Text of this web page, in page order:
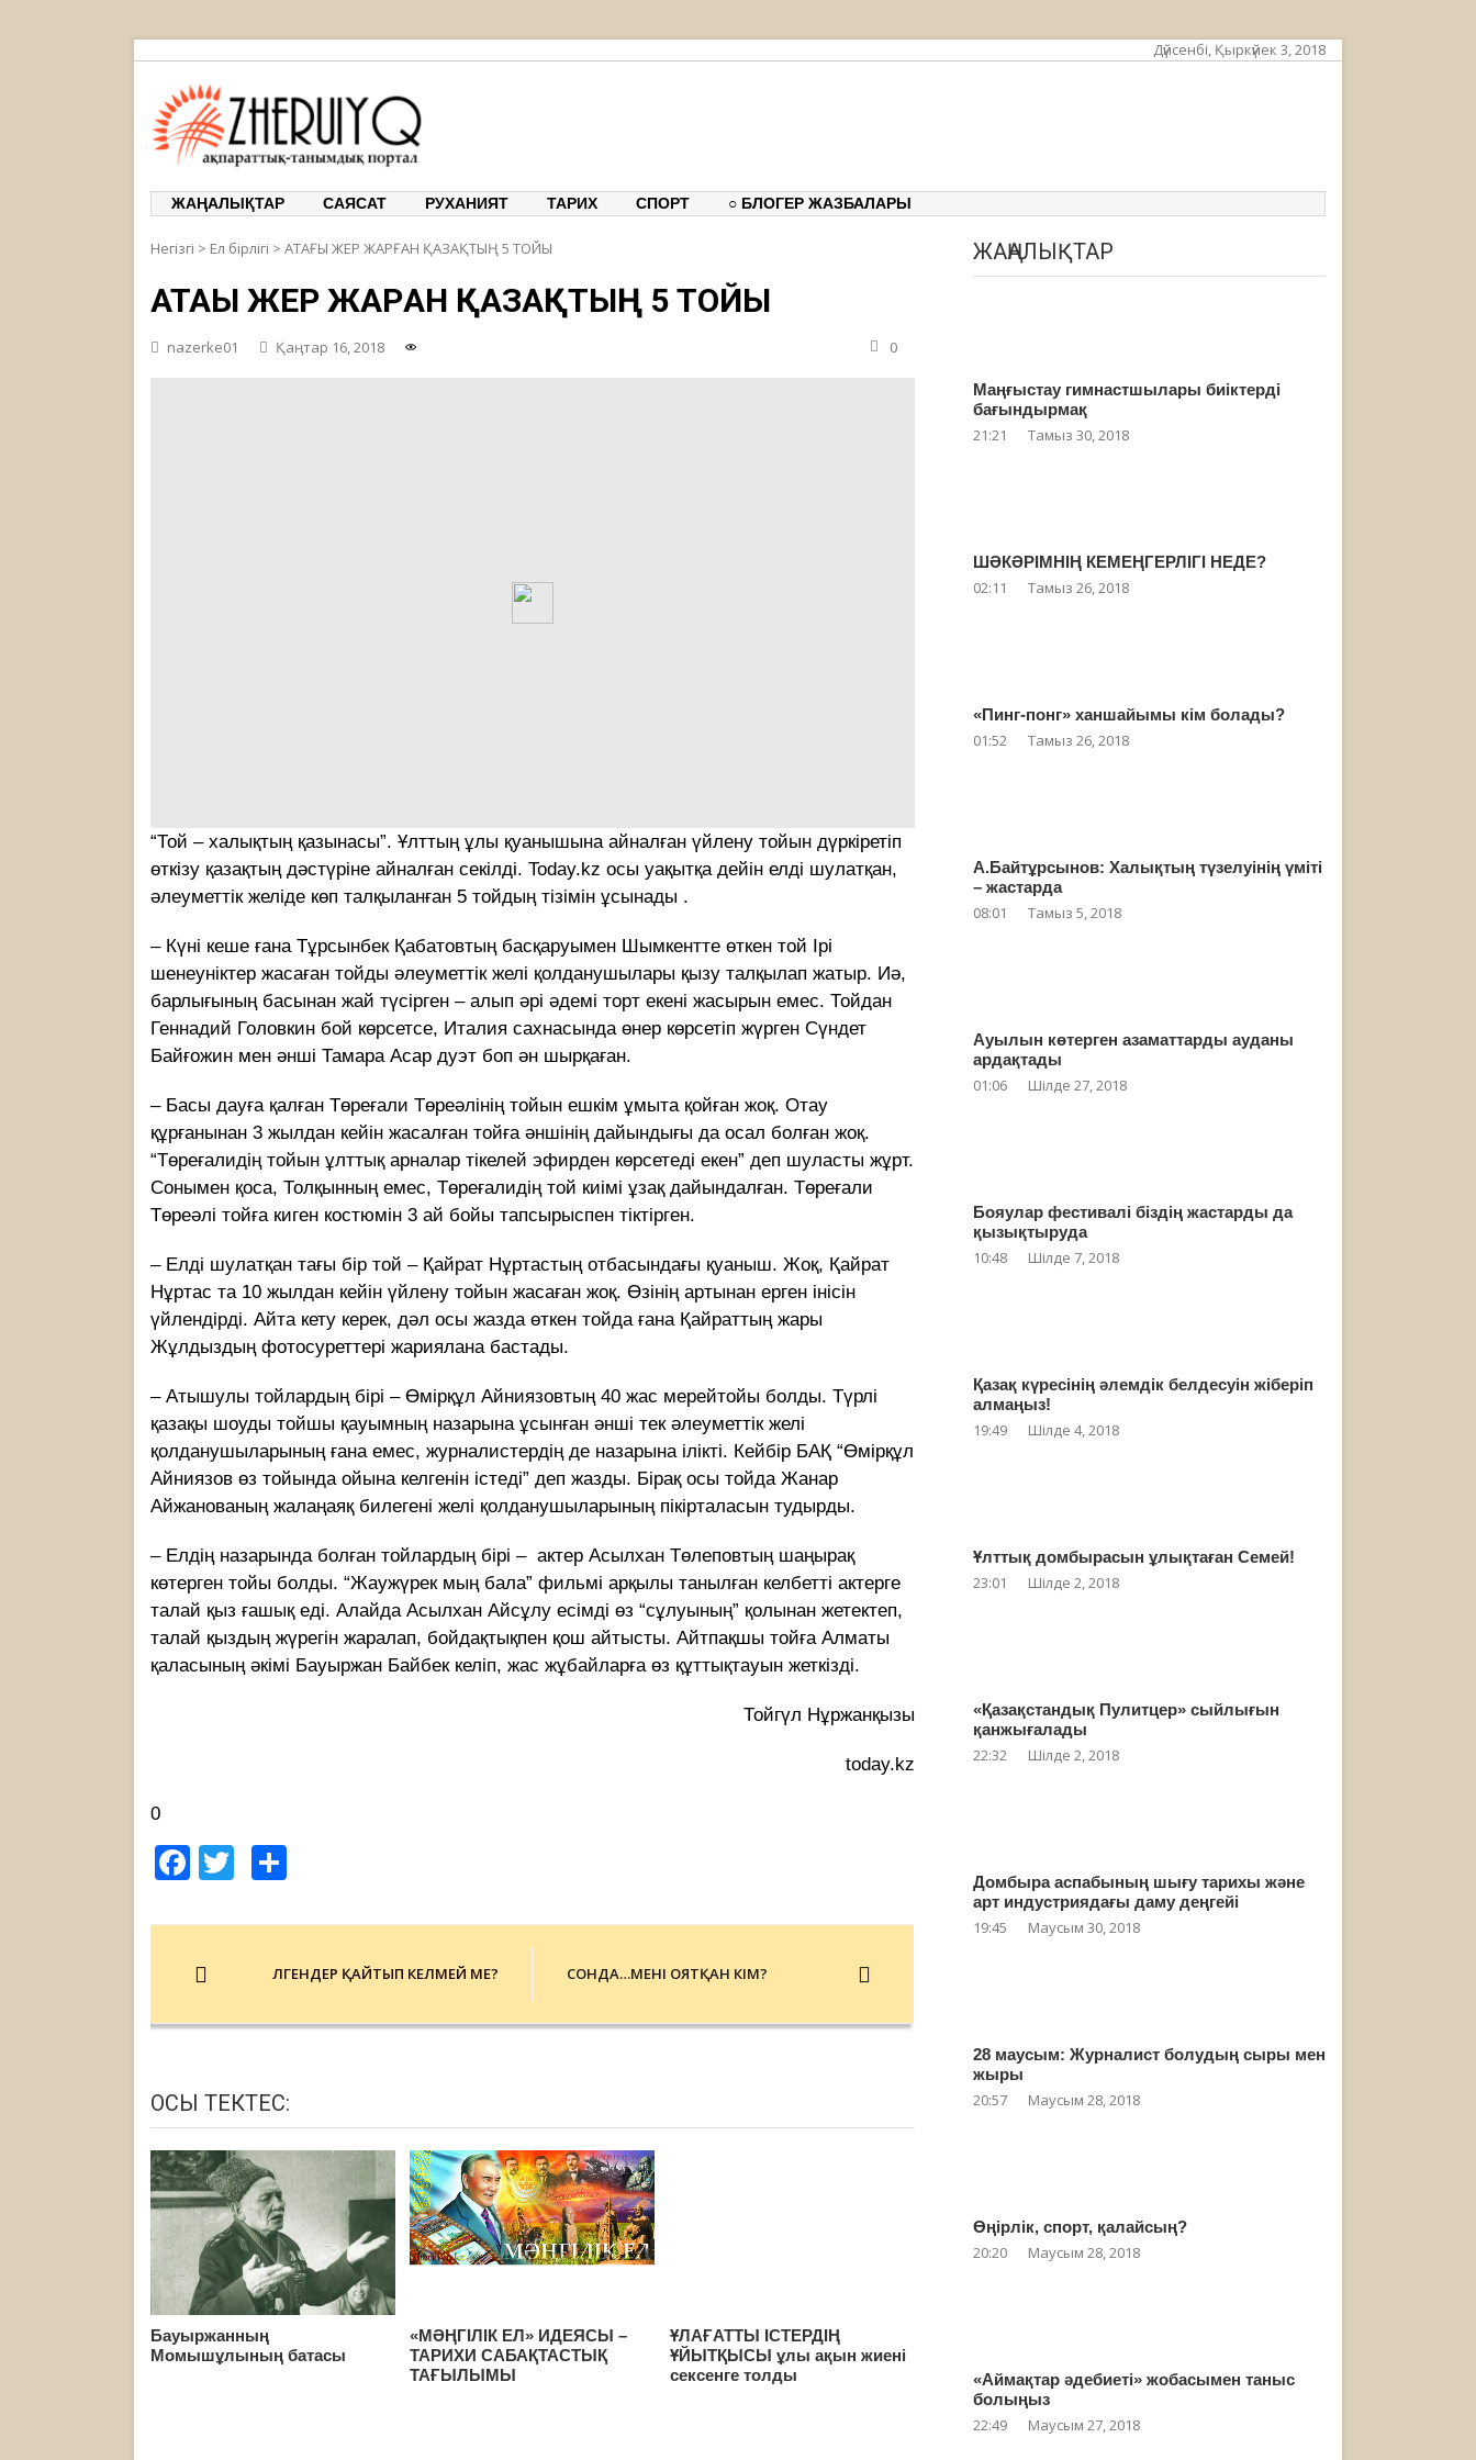
Дүйсенбі, Қыркүйек 3, 2018
ЖАҢАЛЫҚТАР САЯСАТ РУХАНИЯТ ТАРИХ СПОРТ ○ БЛОГЕР ЖАЗБАЛАРЫ
Негізгі > Ел бірлігі > АТАҒЫ ЖЕР ЖАРҒАН ҚАЗАҚТЫҢ 5 ТОЙЫ
АТАҒЫ ЖЕР ЖАРҒАН ҚАЗАҚТЫҢ 5 ТОЙЫ
nazerke01 Қаңтар 16, 2018 0
“Той – халықтың қазынасы”. Ұлттың ұлы қуанышына айналған үйлену тойын дүркіретіп
өткізу қазақтың дәстүріне айналған секілді. Today.kz осы уақытқа дейін елді шулатқан,
әлеуметтік желіде көп талқыланған 5 тойдың тізімін ұсынады .
– Күні кеше ғана Тұрсынбек Қабатовтың басқаруымен Шымкентте өткен той Ірі
шенеуніктер жасаған тойды әлеуметтік желі қолданушылары қызу талқылап жатыр. Иә,
барлығының басынан жай түсірген – алып әрі әдемі торт екені жасырын емес. Тойдан
Геннадий Головкин бой көрсетсе, Италия сахнасында өнер көрсетіп жүрген Сүндет
Байғожин мен әнші Тамара Асар дуэт боп ән шырқаған.
– Басы дауға қалған Төреғали Төреәлінің тойын ешкім ұмыта қойған жоқ. Отау
құрғанынан 3 жылдан кейін жасалған тойға әншінің дайындығы да осал болған жоқ.
“Төреғалидің тойын ұлттық арналар тікелей эфирден көрсетеді екен” деп шуласты жұрт.
Сонымен қоса, Толқынның емес, Төреғалидің той киімі ұзақ дайындалған. Төреғали
Төреәлі тойға киген костюмін 3 ай бойы тапсырыспен тіктірген.
– Елді шулатқан тағы бір той – Қайрат Нұртастың отбасындағы қуаныш. Жоқ, Қайрат
Нұртас та 10 жылдан кейін үйлену тойын жасаған жоқ. Өзінің артынан ерген інісін
үйлендірді. Айта кету керек, дәл осы жазда өткен тойда ғана Қайраттың жары
Жұлдыздың фотосуреттері жариялана бастады.
– Атышулы тойлардың бірі – Өмірқұл Айниязовтың 40 жас мерейтойы болды. Түрлі
қазақы шоуды тойшы қауымның назарына ұсынған әнші тек әлеуметтік желі
қолданушыларының ғана емес, журналистердің де назарына ілікті. Кейбір БАҚ “Өмірқұл
Айниязов өз тойында ойына келгенін істеді” деп жазды. Бірақ осы тойда Жанар
Айжанованың жалаңаяқ билегені желі қолданушыларының пікірталасын тудырды.
– Елдің назарында болған тойлардың бірі – актер Асылхан Төлеповтың шаңырақ
көтерген тойы болды. “Жаужүрек мың бала” фильмі арқылы танылған келбетті актерге
талай қыз ғашық еді. Алайда Асылхан Айсұлу есімді өз “сұлуының” қолынан жетектеп,
талай қыздың жүрегін жаралап, бойдақтықпен қош айтысты. Айтпақшы тойға Алматы
қаласының әкімі Бауыржан Байбек келіп, жас жұбайларға өз құттықтауын жеткізді.
Тойгүл Нұржанқызы
today.kz
0
Facebook
Twitter
navigation
ӨЛГЕНДЕР ҚАЙТЫП КЕЛМЕЙ МЕ? СОНДА…МЕНІ ОЯТҚАН КІМ?
ОСЫ ТЕКТЕС:
Бауыржанның
Момышұлының батасы
«МӘҢГІЛІК ЕЛ» ИДЕЯСЫ –
ТАРИХИ САБАҚТАСТЫҚ
ТАҒЫЛЫМЫ
ҰЛАҒАТТЫ ІСТЕРДІҢ
ҰЙЫТҚЫСЫ ұлы ақын жиені
сексенге толды
ЖАҢАЛЫҚТАР
Маңғыстау гимнастшылары биіктерді
бағындырмақ
21:21 Тамыз 30, 2018
ШӘКӘРІМНІҢ КЕМЕҢГЕРЛІГІ НЕДЕ?
02:11 Тамыз 26, 2018
«Пинг-понг» ханшайымы кім болады?
01:52 Тамыз 26, 2018
А.Байтұрсынов: Халықтың түзелуінің үміті
– жастарда
08:01 Тамыз 5, 2018
Ауылын көтерген азаматтарды ауданы
ардақтады
01:06 Шілде 27, 2018
Бояулар фестивалі біздің жастарды да
қызықтыруда
10:48 Шілде 7, 2018
Қазақ күресінің әлемдік белдесуін жіберіп
алмаңыз!
19:49 Шілде 4, 2018
Ұлттық домбырасын ұлықтаған Семей!
23:01 Шілде 2, 2018
«Қазақстандық Пулитцер» сыйлығын
қанжығалады
22:32 Шілде 2, 2018
Домбыра аспабының шығу тарихы және
арт индустриядағы даму деңгейі
19:45 Маусым 30, 2018
28 маусым: Журналист болудың сыры мен
жыры
20:57 Маусым 28, 2018
Өңірлік, спорт, қалайсың?
20:20 Маусым 28, 2018
«Аймақтар әдебиеті» жобасымен таныс
болыңыз
22:49 Маусым 27, 2018